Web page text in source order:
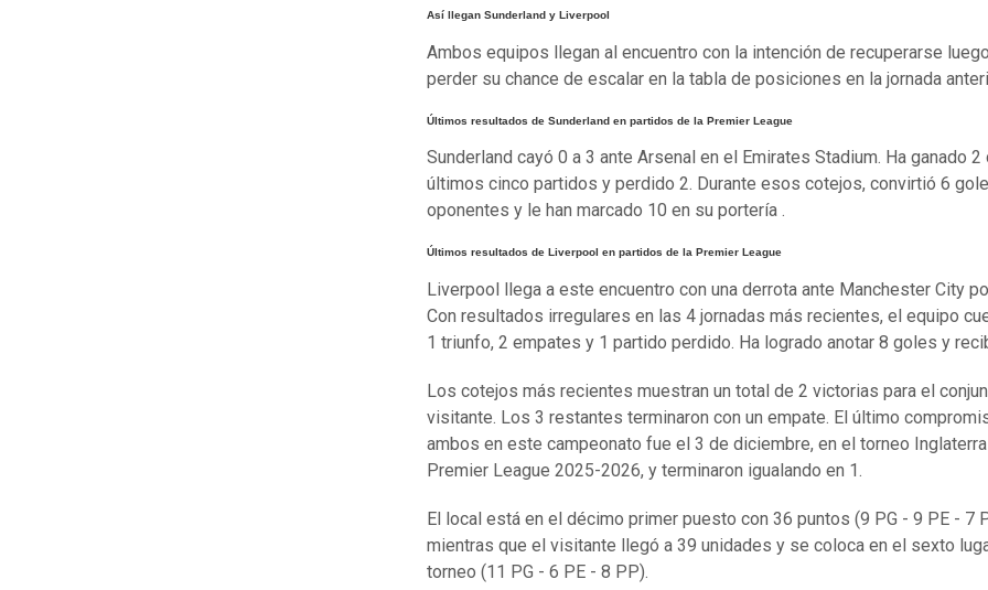
Así llegan Sunderland y Liverpool
Ambos equipos llegan al encuentro con la intención de recuperarse
perder su chance de escalar en la tabla de posiciones en la jornada
Últimos resultados de Sunderland en partidos de la Premier League
Sunderland cayó 0 a 3 ante Arsenal en el Emirates Stadium. Ha ganado
últimos cinco partidos y perdido 2. Durante esos cotejos, convirtió 6
oponentes y le han marcado 10 en su portería .
Últimos resultados de Liverpool en partidos de la Premier League
Liverpool llega a este encuentro con una derrota ante Manchester City
Con resultados irregulares en las 4 jornadas más recientes, el equipo
1 triunfo, 2 empates y 1 partido perdido. Ha logrado anotar 8 goles y
Los cotejos más recientes muestran un total de 2 victorias para el
visitante. Los 3 restantes terminaron con un empate. El último
ambos en este campeonato fue el 3 de diciembre, en el torneo
Premier League 2025-2026, y terminaron igualando en 1.
El local está en el décimo primer puesto con 36 puntos (9 PG - 9 PE - 7
mientras que el visitante llegó a 39 unidades y se coloca en el sexto
torneo (11 PG - 6 PE - 8 PP).